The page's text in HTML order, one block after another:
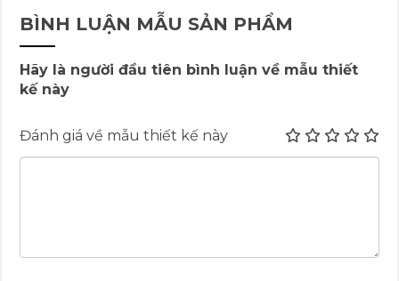
BÌNH LUẬN MẪU SẢN PHẨM
Hãy là người đầu tiên bình luận về mẫu thiết
kế này
Đánh giá về mẫu thiết kế này